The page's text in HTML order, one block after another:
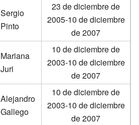
Sergio
Pinto
23 de diciembre de
2005-10 de diciembre
de 2007
Mariana
Juri
10 de diciembre de
2003-10 de diciembre
de 2007
Alejandro
Gallego
10 de diciembre de
2003-10 de diciembre
de 2007